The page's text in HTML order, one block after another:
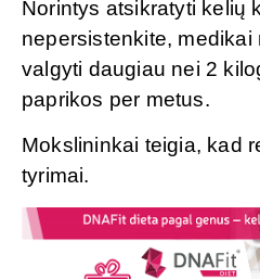
Norintys atsikratyti kelių
nepersistenkite,
valgyti daugiau nei 2
paprikos per metus.
Mokslininkai teigia, kad
tyrimai.